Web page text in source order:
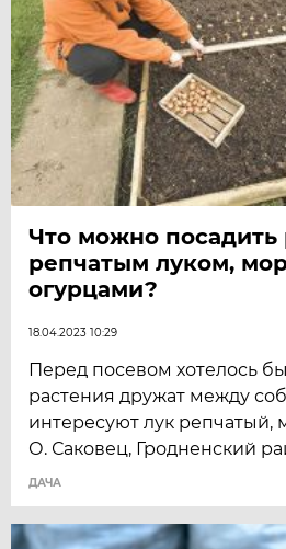
Что можно посадить
репчатым луком,
огурцами?
18.04.2023 10:29
Перед посевом хотелось бы
растения дружат между
интересуют лук репчатый,
О. Саковец, Гродненский
ДАЧА